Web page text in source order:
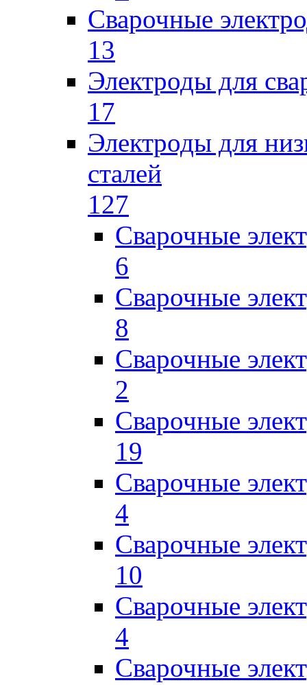
Сварочные
13
Электроды для
17
Электроды для
сталей
127
Сварочные
6
Сварочные
8
Сварочные
2
Сварочные
19
Сварочные
4
Сварочные
10
Сварочные
4
Сварочные